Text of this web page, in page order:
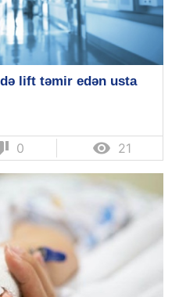
lift təmir edən usta
0  21